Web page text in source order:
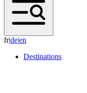
fr|de|en
Destinations